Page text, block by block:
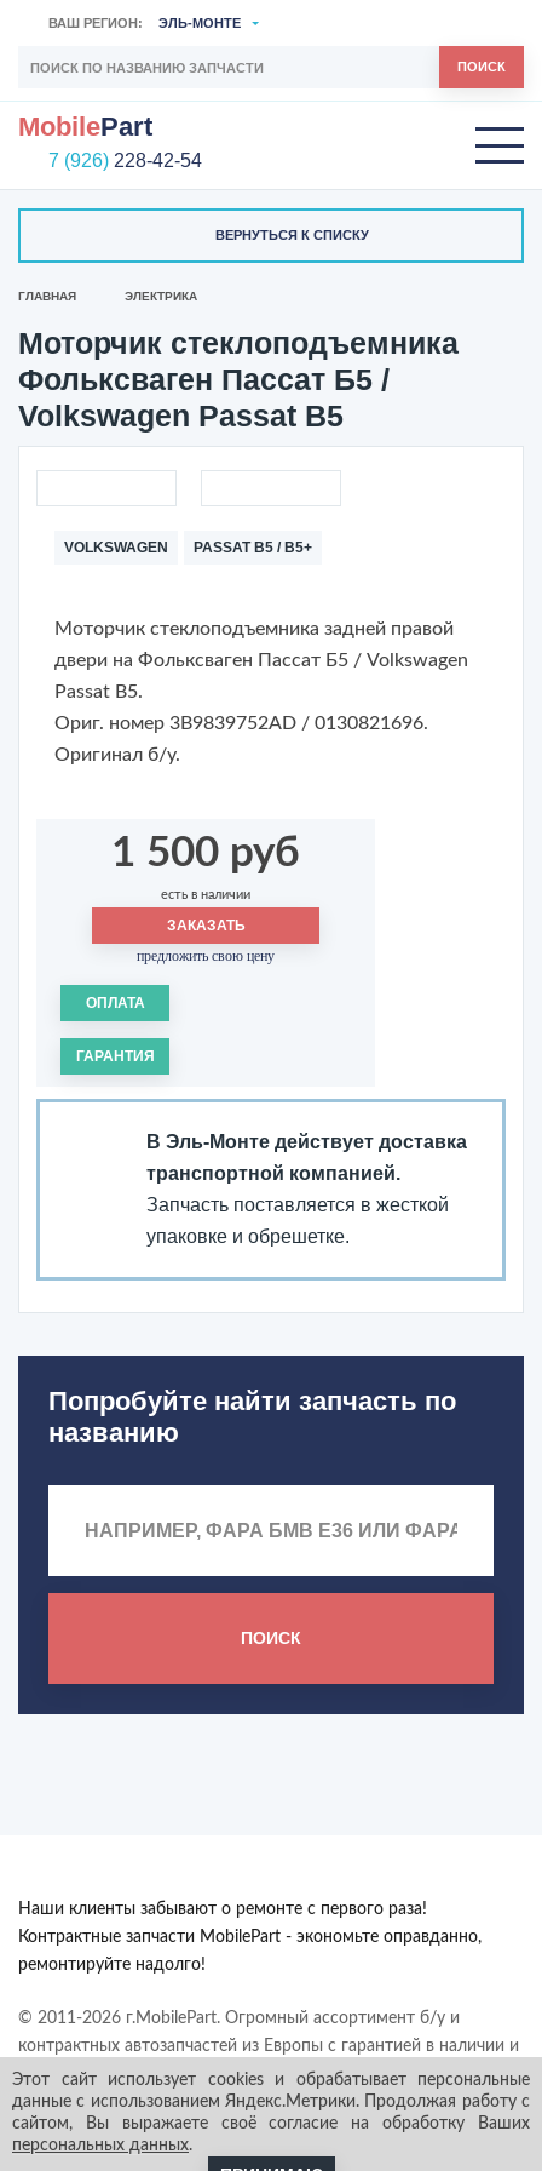
ВАШ РЕГИОН: ЭЛЬ-МОНТЕ
ПОИСК
MobilePart
7 (926) 228-42-54
ВЕРНУТЬСЯ К СПИСКУ
ГЛАВНАЯ ЭЛЕКТРИКА
Моторчик стеклоподъемника
Фольксваген Пассат Б5 /
Volkswagen Passat B5
VOLKSWAGEN PASSAT B5 / B5+
Моторчик стеклоподъемника задней правой
двери на Фольксваген Пассат Б5 / Volkswagen
Passat B5.
Ориг. номер 3B9839752AD / 0130821696.
Оригинал б/у.
1 500 руб
есть в наличии
ЗАКАЗАТЬ
предложить свою цену
ОПЛАТА
ГАРАНТИЯ
В Эль-Монте действует доставка
транспортной компанией.
Запчасть поставляется в жесткой
упаковке и обрешетке.
Попробуйте найти запчасть по
названию
ПОИСК
Наши клиенты забывают о ремонте с первого раза!
Контрактные запчасти MobilePart - экономьте оправданно,
ремонтируйте надолго!
© 2011-2026 г.MobilePart. Огромный ассортимент б/у и
контрактных автозапчастей из Европы с гарантией в наличии и
под заказ. Все права защищены.
Этот сайт использует cookies и обрабатывает персональные
данные с использованием Яндекс.Метрики. Продолжая работу с
сайтом, Вы выражаете своё согласие на обработку Ваших
персональных данных.